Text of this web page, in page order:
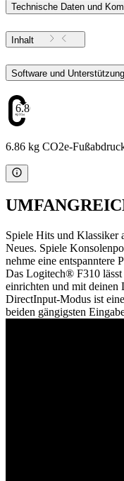
Technische Daten und
Inhalt
Software und Unterstützung
6.86
6.86 kg CO2e-
Spiele Hits und Klassiker
Neues. Spiele
nehme eine entspanntere
Das Logitech® F310
einrichten und mit deinen
DirectInput-Modus ist
beiden gängigsten